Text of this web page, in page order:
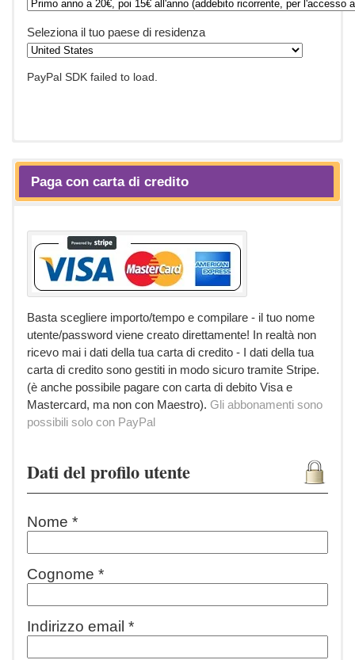
Seleziona il tuo paese di residenza
PayPal SDK failed to load.
Paga con carta di credito
Basta scegliere importo/tempo e compilare - il tuo nome
utente/password viene creato direttamente! In realtà non
ricevo mai i dati della tua carta di credito - I dati della tua
carta di credito sono gestiti in modo sicuro tramite Stripe.
(è anche possibile pagare con carta di debito Visa e
Mastercard, ma non con Maestro). Gli abbonamenti sono
possibili solo con PayPal
Dati del profilo utente
Nome *
Cognome *
Indirizzo email *